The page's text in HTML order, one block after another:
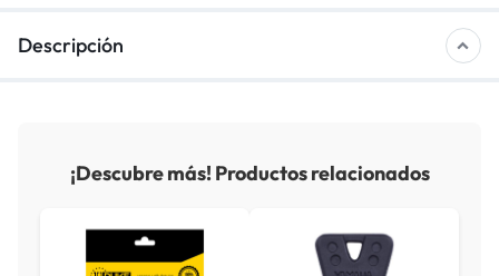
Descripción
¡Descubre más! Productos relacionados